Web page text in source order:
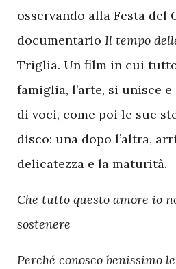
osservando alla Festa del
documentario Il tempo
Triglia. Un film in cui
famiglia, l’arte, si unisce
di voci, come poi le sue
disco: una dopo l’altra,
delicatezza e la maturità.
Che tutto questo amore io
sostenere
Perché conosco benissimo